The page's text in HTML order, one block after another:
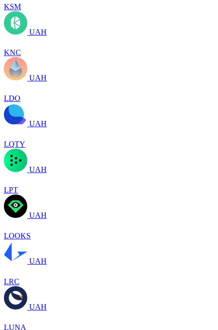
KSM
UAH
KNC
UAH
LDO
UAH
LQTY
UAH
LPT
UAH
LOOKS
UAH
LRC
UAH
LUNA